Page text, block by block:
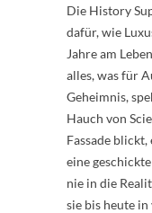
Die History
dafür, wie
Jahre am
alles, was für
Geheimnis,
Hauch von
Fassade blickt,
eine
nie in die
sie bis heute